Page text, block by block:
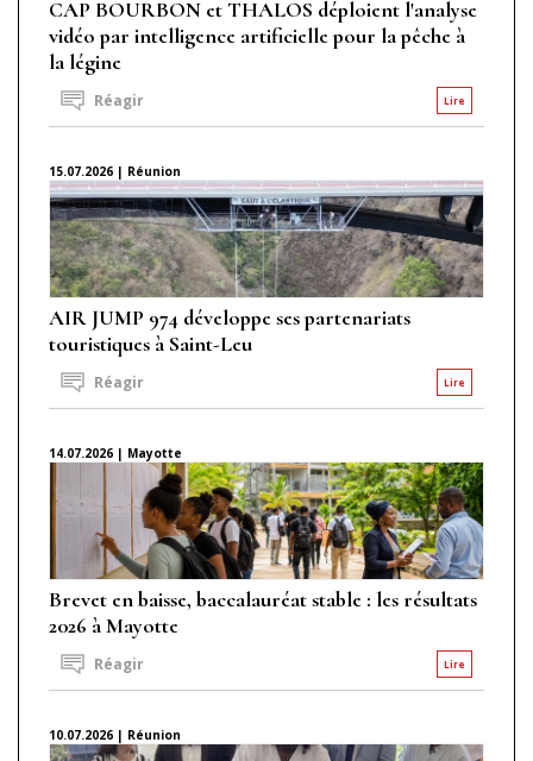
CAP BOURBON et THALOS déploient l'analyse
vidéo par intelligence artificielle pour la pêche à
la légine
Lire
Réagir
15.07.2026 | Réunion
AIR JUMP 974 développe ses partenariats
touristiques à Saint-Leu
Lire
Réagir
14.07.2026 | Mayotte
Brevet en baisse, baccalauréat stable : les résultats
2026 à Mayotte
Lire
Réagir
10.07.2026 | Réunion